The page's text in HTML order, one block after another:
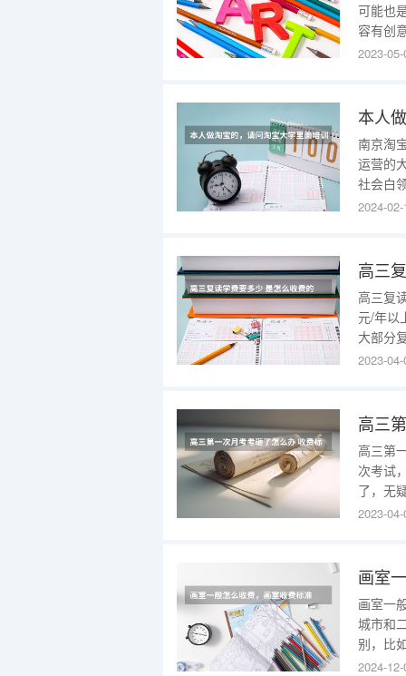
可能也
容有创
来看看
展才艺
2023-
南京淘
运营的
社会白
大学联
全国最
2024-
高三
高三复
元/年以
大部分
绩的学
20000元
2023-
高三
高三第
次考试
了，无
是遇到
高三后
2023-
画室
画室一
城市和
别，比
通班等
2024-